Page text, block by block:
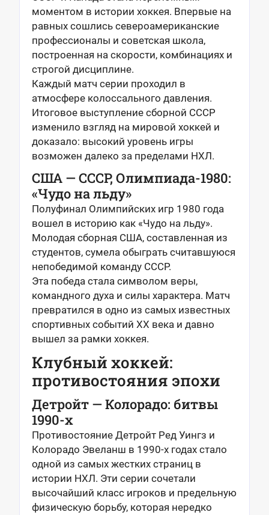
моментом в истории хоккея. Впервые на
равных сошлись североамериканские
профессионалы и советская школа,
построенная на скорости, комбинациях и
строгой дисциплине.
Каждый матч серии проходил в
атмосфере колоссального давления.
Итоговое выступление сборной СССР
изменило взгляд на мировой хоккей и
доказало: высокий уровень игры
возможен далеко за пределами НХЛ.
США — СССР, Олимпиада-1980:
«Чудо на льду»
Полуфинал Олимпийских игр 1980 года
вошел в историю как «Чудо на льду».
Молодая сборная США, составленная из
студентов, сумела обыграть считавшуюся
непобедимой команду СССР.
Эта победа стала символом веры,
командного духа и силы характера. Матч
превратился в одно из самых известных
спортивных событий XX века и давно
вышел за рамки хоккея.
Клубный хоккей:
противостояния эпохи
Детройт — Колорадо: битвы
1990-х
Противостояние Детройт Ред Уингз и
Колорадо Эвеланш в 1990-х годах стало
одной из самых жестких страниц в
истории НХЛ. Эти серии сочетали
высочайший класс игроков и предельную
физическую борьбу, которая нередко